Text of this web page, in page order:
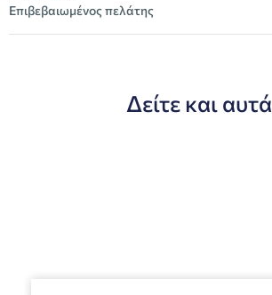
Επιβεβαιωμένος πελάτης
Δείτε και αυτά